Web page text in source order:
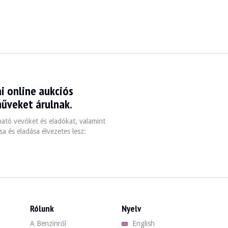
aranyos, hanem hatalmas 6 hengeres
online aukciós
árulnak.
vevőket és eladókat, valamint
és eladása élvezetes lesz:
Rólunk
A Benzinről
Nyelv
English